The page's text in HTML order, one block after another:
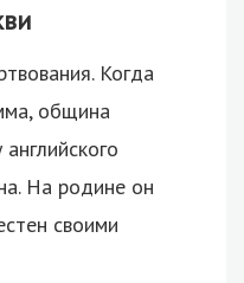
Когда
община
На родине он
своими